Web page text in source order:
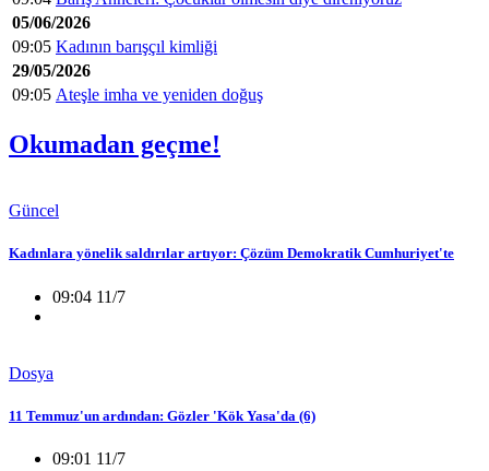
05/06/2026
09:05 Kadının barışçıl kimliği
29/05/2026
09:05 Ateşle imha ve yeniden doğuş
Okumadan geçme!
Güncel
Kadınlara yönelik saldırılar artıyor: Çözüm Demokratik Cumhuriyet'te
09:04 11/7
Dosya
11 Temmuz'un ardından: Gözler 'Kök Yasa'da (6)
09:01 11/7